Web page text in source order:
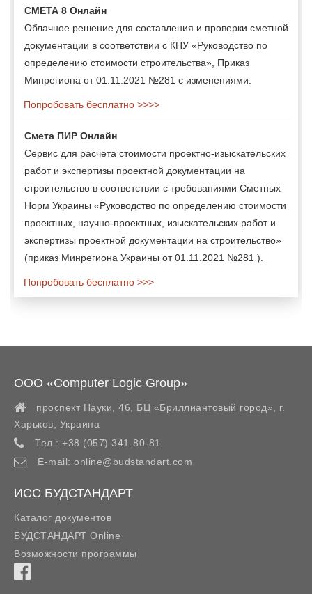
СМЕТА 8 Онлайн
Облачное решение для составления и проверки сметной
документации в соответствии с КНУ «Руководство по
определению стоимости строительства», Приказ
Минрегиона от 01.11.2021 №281 с изменениями.
Попробовать бесплатно >>>>
Смета ПИР Онлайн
Сервис для расчета стоимости проектно-изыскательских
работ и экспертизы проектной документации на
строительство в соответствии с требованиями Сметных
Норм Украины «Руководство по определению стоимости
проектных, научно-проектных, изыскательских работ и
экспертизы проектной документации на строительство»
(приказ Минрегиона Украины от 01.11.2021 №281 ).
Попробовать бесплатно >>>
ООО «Computer Logic Group»
проспект Науки, 46, БЦ «Бриллиантовый город»,
г.
Харьков
Украина
Тел.: +38 (057) 341-80-81
E-mail: online@budstandart.com
ИСС БУДСТАНДАРТ
Каталог документов
БУДСТАНДАРТ Online
Возможности программы